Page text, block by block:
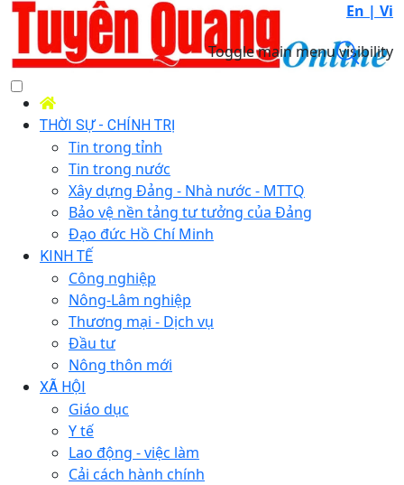
En | Vi
Toggle main menu visibility
THỜI SỰ - CHÍNH TRỊ
Tin trong tỉnh
Tin trong nước
Xây dựng Đảng - Nhà nước - MTTQ
Bảo vệ nền tảng tư tưởng của Đảng
Đạo đức Hồ Chí Minh
KINH TẾ
Công nghiệp
Nông-Lâm nghiệp
Thương mại - Dịch vụ
Đầu tư
Nông thôn mới
XÃ HỘI
Giáo dục
Y tế
Lao động - việc làm
Cải cách hành chính